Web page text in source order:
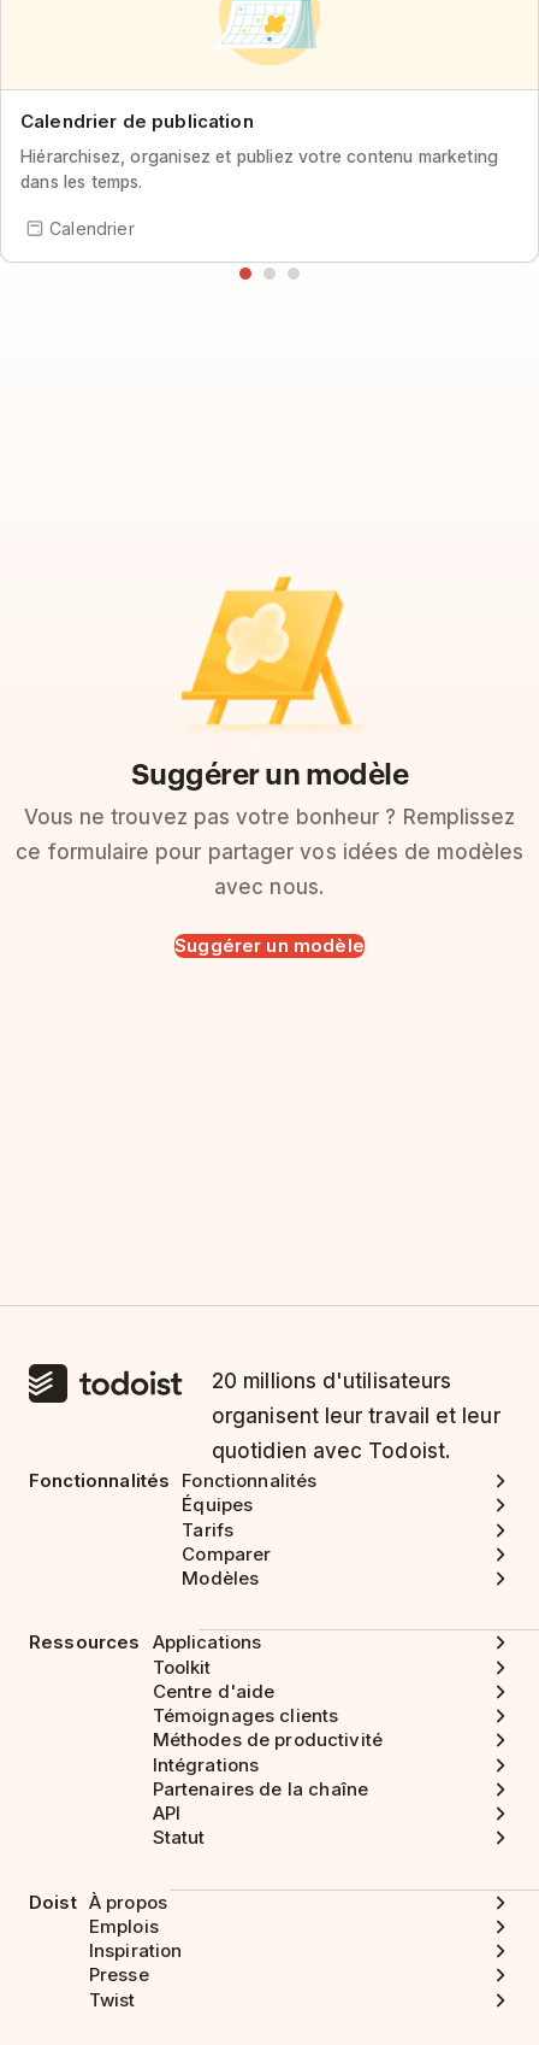
Calendrier de publication
Hiérarchisez, organisez et publiez votre contenu marketing
dans les temps.
Calendrier
Suggérer un modèle
Vous ne trouvez pas votre bonheur ? Remplissez
ce formulaire pour partager vos idées de modèles
avec nous.
Suggérer un modèle
20 millions d'utilisateurs
organisent leur travail et leur
quotidien avec Todoist.
Fonctionnalités
Fonctionnalités
Équipes
Tarifs
Comparer
Modèles
Ressources
Applications
Toolkit
Centre d'aide
Témoignages clients
Méthodes de productivité
Intégrations
Partenaires de la chaîne
API
Statut
Doist À propos
Emplois
Inspiration
Presse
Twist